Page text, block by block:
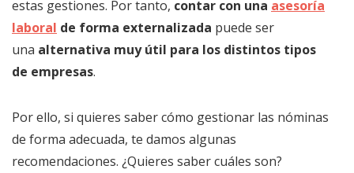
estas gestiones. Por tanto, contar con una asesoría
laboral de forma externalizada puede ser
una alternativa muy útil para los distintos tipos
de empresas.
Por ello, si quieres saber cómo gestionar las nóminas
de forma adecuada, te damos algunas
recomendaciones. ¿Quieres saber cuáles son?